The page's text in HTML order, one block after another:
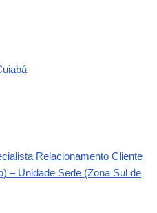
Relacionamento Cliente
– Unidade Sede (Zona Sul de